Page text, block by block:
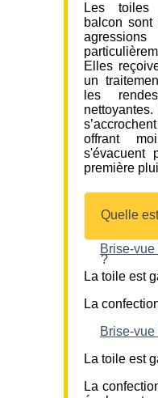
Les toiles
balcon
Elles
un
les
offrant
s'évacuent
première
Quelle
?
Brise-
La toile est
La
Brise-
La toile est
La